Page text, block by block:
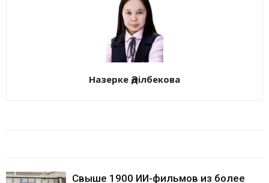
Назерке Әділбекова
Свыше 1900 ИИ-фильмов из более